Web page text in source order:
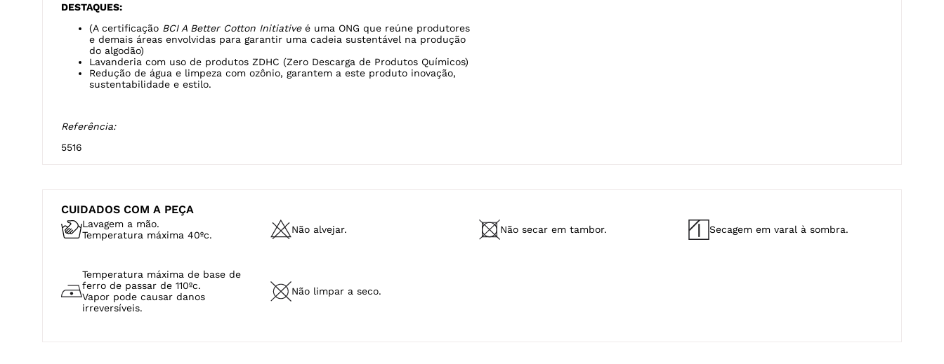
DESTAQUES:
(A certificação BCI A Better Cotton Initiativeé uma ONG que reúne produtores
e demais áreas envolvidas para garantir uma cadeia sustentável na produção
do algodão)
Lavanderia com uso de produtos ZDHC (Zero Descarga de Produtos Químicos)
Redução de água e limpeza com ozônio, garantem a este produto inovação,
sustentabilidade e estilo.
Referência:
5516
CUIDADOS COM A PEÇA
Lavagem a mão.
Temperatura máxima 40ºc.
Não alvejar. Não secar em tambor. Secagem em varal à sombra.
Temperatura máxima de base de
ferro de passar de 110ºc.
Vapor pode causar danos
irreversíveis.
Não limpar a seco.